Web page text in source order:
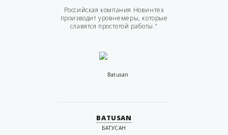
Российская компания Новинтех
производит уровнемеры, которые
славятся простотой работы."
BATUSAN
БАТУСАН